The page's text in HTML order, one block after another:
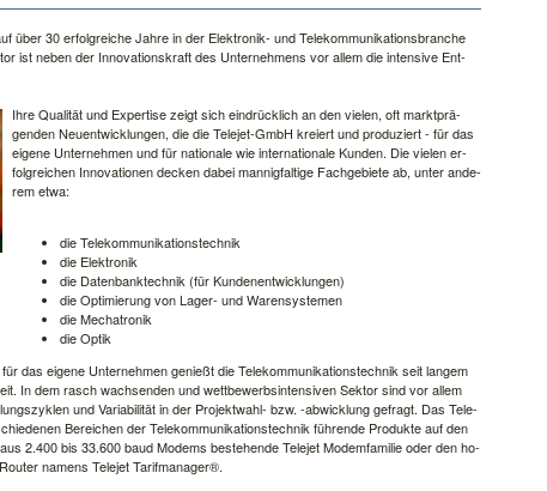
über 30 er­folg­rei­che Jah­re in der Elek­tro­nik- und Te­le­kom­mu­ni­ka­ti­ons­bran­che
ist ne­ben der In­no­va­ti­ons­kraft des Un­ter­neh­mens vor al­lem die in­ten­si­ve Ent­
Ih­re Qua­li­tät und Ex­per­ti­se zeigt sich ein­drück­lich an den vie­len, oft markt­prä­
gen­den Neu­ent­wick­lun­gen, die die Te­le­jet-GmbH kre­i­ert und pro­du­ziert - für das
ei­ge­ne Un­ter­neh­men und für na­tio­na­le wie in­ter­na­tio­na­le Kun­den. Die vie­len er­
folg­rei­chen In­no­va­tio­nen de­cken da­bei man­nig­fal­ti­ge Fach­ge­bie­te ab, un­ter an­de­
rem et­wa:
die Te­le­kom­mu­ni­ka­ti­ons­tech­nik
die Elek­tro­nik
die Da­ten­bank­tech­nik (für Kun­den­ent­wick­lun­gen)
die Opti­mie­rung von La­ger- und Wa­ren­sys­te­men
die Me­cha­tro­nik
die Op­tik
das ei­ge­ne Un­ter­neh­men ge­nießt die Te­le­kom­mu­ni­ka­ti­ons­tech­nik seit lan­gem
In dem rasch wach­sen­den und wett­be­werbs­in­ten­si­ven Sek­tor sind vor al­lem
und Va­ria­bi­li­tät in der Pro­jekt­wahl- bzw. -ab­wick­lung ge­fragt. Das Te­le­
Be­rei­chen der Te­le­kom­mu­ni­ka­ti­ons­tech­nik füh­r­en­de Pro­duk­te auf den
2.400 bis 33.600 baud Mo­dems be­ste­hen­de Te­le­jet Mo­dem­fa­mi­lie oder den ho­
na­mens Te­le­jet Ta­rif­ma­na­ger®.